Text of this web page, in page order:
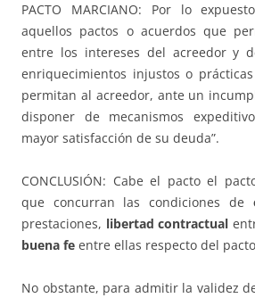
PACTO MARCIANO: Por lo
aquellos pactos o acuerdos que
entre los intereses del acreedor y
enriquecimientos injustos o
permitan al acreedor, ante un
disponer de mecanismos
mayor satisfacción de su deuda”.
CONCLUSIÓN: Cabe el pacto el
que concurran las condiciones de
prestaciones, libertad contractual
buena fe entre ellas respecto del
No obstante, para admitir la validez